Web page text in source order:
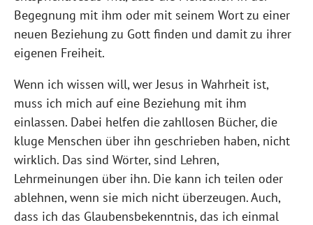
Begegnung mit ihm oder mit seinem Wort zu einer
neuen Beziehung zu Gott finden und damit zu ihrer
eigenen Freiheit.
Wenn ich wissen will, wer Jesus in Wahrheit ist,
muss ich mich auf eine Beziehung mit ihm
einlassen. Dabei helfen die zahllosen Bücher, die
kluge Menschen über ihn geschrieben haben, nicht
wirklich. Das sind Wörter, sind Lehren,
Lehrmeinungen über ihn. Die kann ich teilen oder
ablehnen, wenn sie mich nicht überzeugen. Auch,
dass ich das Glaubensbekenntnis, das ich einmal